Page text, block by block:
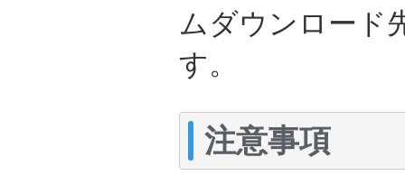
ムダウンロード
す。
注意事項